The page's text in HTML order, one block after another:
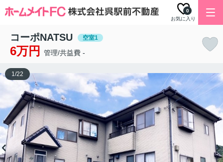
お気に入り
0
コーポNATSU 空室1
6万円 管理/共益費 -
1/22